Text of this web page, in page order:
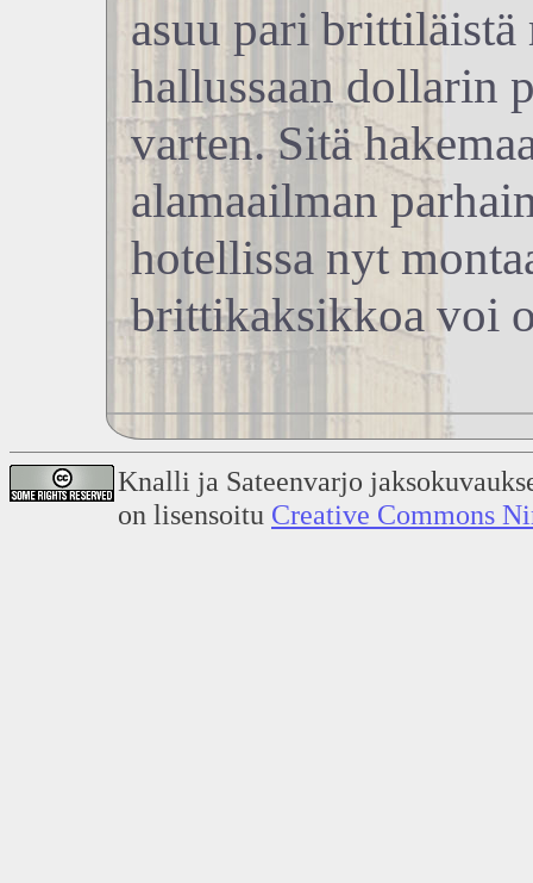
asuu pari
hallussaan dollarin
varten. Sitä
alamaailman
hotellissa nyt
brittikaksikkoa voi
Knalli ja Sateenvarjo
on lisensoitu Creative Commons